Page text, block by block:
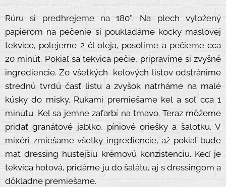
Rúru si predhrejeme na 180°. Na plech vyložený
papierom na pečenie si poukladáme kocky maslovej
tekvice, polejeme 2 čl oleja, posolíme a pečieme cca
20 minút. Pokiaľ sa tekvica pečie, pripravíme si zvyšné
ingrediencie. Zo všetkých kelových listov odstránime
strednú tvrdú časť listu a zvyšok natrháme na malé
kúsky do misky. Rukami premiešame kel a soľ cca 1
minútu. Kel sa jemne zafarbí na tmavo. Teraz môžeme
pridať granátové jablko, píniové oriešky a šalotku. V
mixéri zmiešame všetky ingrediencie, až pokiaľ bude
mať dressing hustejšiu krémovú konzistenciu. Keď je
tekvica hotová, pridáme ju do šalátu, aj s dressingom a
dôkladne premiešame.